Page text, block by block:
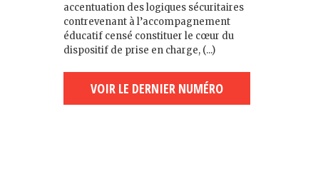
accentuation des logiques sécuritaires
contrevenant à l’accompagnement
éducatif censé constituer le cœur du
dispositif de prise en charge, (...)
VOIR LE DERNIER NUMÉRO